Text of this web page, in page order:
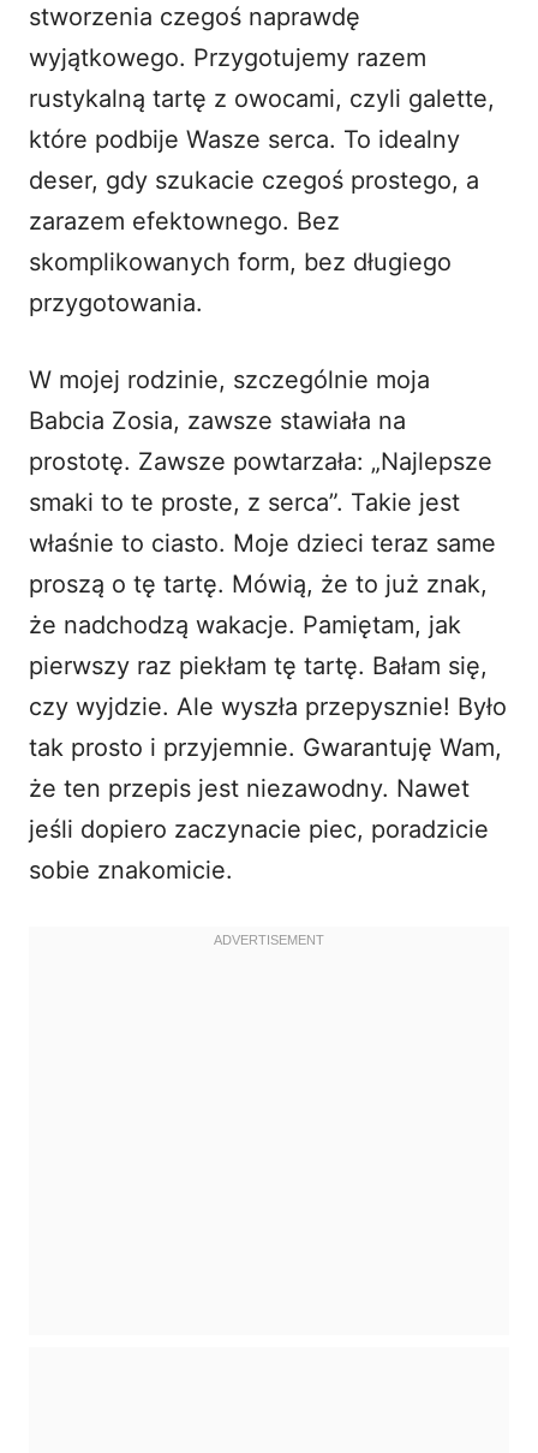
e
o
stworzenia czegoś naprawdę
wyjątkowego. Przygotujemy razem
rustykalną tartę z owocami, czyli galette,
które podbije Wasze serca. To idealny
deser, gdy szukacie czegoś prostego, a
zarazem efektownego. Bez
skomplikowanych form, bez długiego
przygotowania.
W mojej rodzinie, szczególnie moja
Babcia Zosia, zawsze stawiała na
prostotę. Zawsze powtarzała: „Najlepsze
smaki to te proste, z serca”. Takie jest
właśnie to ciasto. Moje dzieci teraz same
proszą o tę tartę. Mówią, że to już znak,
że nadchodzą wakacje. Pamiętam, jak
pierwszy raz piekłam tę tartę. Bałam się,
czy wyjdzie. Ale wyszła przepysznie! Było
tak prosto i przyjemnie. Gwarantuję Wam,
że ten przepis jest niezawodny. Nawet
jeśli dopiero zaczynacie piec, poradzicie
sobie znakomicie.